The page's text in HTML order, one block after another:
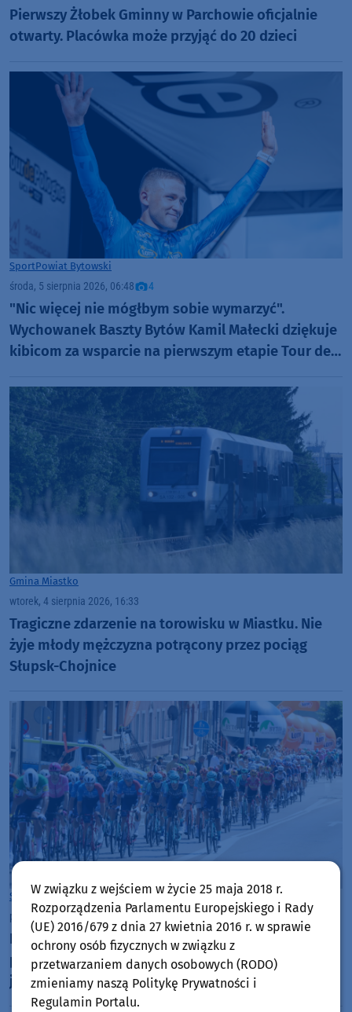
Pierwszy Żłobek Gminny w Parchowie oficjalnie
otwarty. Placówka może przyjąć do 20 dzieci
SportPowiat Bytowski
środa, 5 sierpnia 2026, 06:48 4
"Nic więcej nie mógłbym sobie wymarzyć".
Wychowanek Baszty Bytów Kamil Małecki dziękuje
kibicom za wsparcie na pierwszym etapie Tour de
Gmina Miastko
wtorek, 4 sierpnia 2026, 16:33
Tragiczne zdarzenie na torowisku w Miastku. Nie
żyje młody mężczyzna potrącony przez pociąg
Słupsk-Chojnice
Sport Powiat Bytowski
poniedziałek, 3 sierpnia 2026, 13:32 76
Nadawaliśmy na żywo z Tour de Pologne. Kolarze
przejechali przez powiat bytowski. Sprawdzaliśmy
jak na wyścig oczekiwali w Bytowie i
Kołczygłowach. "Cały kolarski świat na nas patrzy"
W związku z wejściem w życie 25 maja 2018 r.
Rozporządzenia Parlamentu Europejskiego i Rady
(UE) 2016/679 z dnia 27 kwietnia 2016 r. w sprawie
ochrony osób fizycznych w związku z
przetwarzaniem danych osobowych (RODO)
zmieniamy naszą Politykę Prywatności i
Regulamin Portalu.